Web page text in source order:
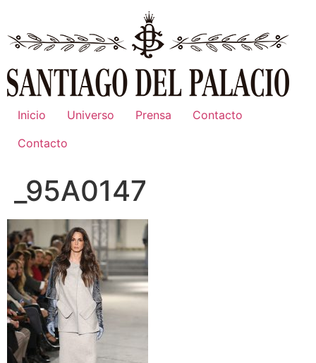
contenido
Inicio Universo Prensa
Contacto
Contacto
_95A0147